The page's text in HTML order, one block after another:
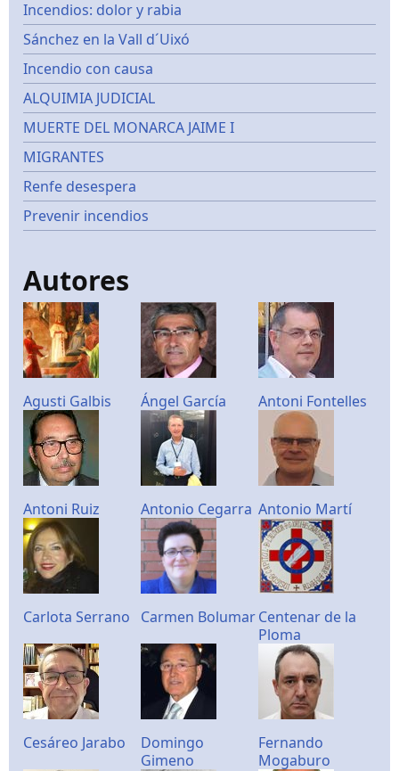
Incendios: dolor y rabia
Sánchez en la Vall d´Uixó
Incendio con causa
ALQUIMIA JUDICIAL
MUERTE DEL MONARCA JAIME I
MIGRANTES
Renfe desespera
Prevenir incendios
Autores
Agusti Galbis Ángel García Antoni Fontelles
Antoni Ruiz Antonio Cegarra Antonio Martí
Carlota Serrano Carmen BolumarCentenar de la
Ploma
Cesáreo Jarabo
Domingo
Gimeno
Fernando
Mogaburo